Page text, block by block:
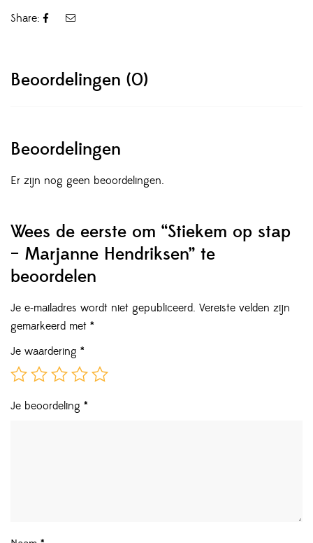
Share:
Beoordelingen (0)
Beoordelingen
Er zijn nog geen beoordelingen.
Wees de eerste om “Stiekem op stap
– Marjanne Hendriksen” te
beoordelen
Je e-mailadres wordt niet gepubliceerd. Vereiste velden zijn
gemarkeerd met *
Je waardering *
Je beoordeling *